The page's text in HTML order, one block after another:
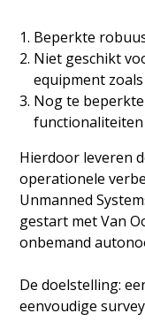
Beperkte
Niet geschikt
equipment
Nog te
functionaliteiten
Hierdoor leveren
operationele
Unmanned
gestart met Van
onbemand
De doelstelling:
eenvoudige